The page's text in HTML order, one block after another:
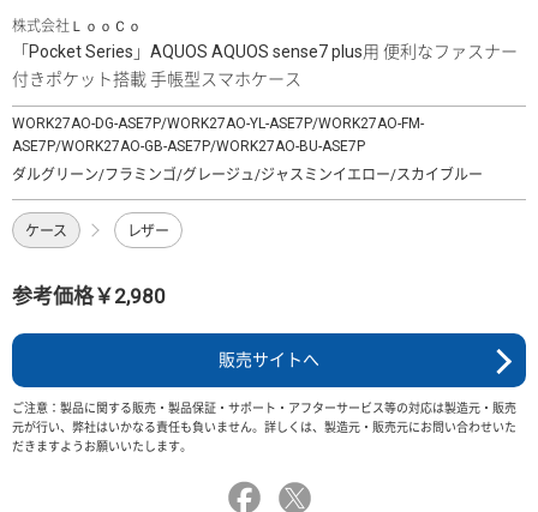
株式会社ＬｏｏＣｏ
「Pocket Series」AQUOS AQUOS sense7 plus用 便利なファスナー
付きポケット搭載 手帳型スマホケース
WORK27AO-DG-ASE7P/WORK27AO-YL-ASE7P/WORK27AO-FM-
ASE7P/WORK27AO-GB-ASE7P/WORK27AO-BU-ASE7P
ダルグリーン/フラミンゴ/グレージュ/ジャスミンイエロー/スカイブルー
ケース レザー
参考価格￥2,980
販売サイトへ
ご注意：製品に関する販売・製品保証・サポート・アフターサービス等の対応は製造元・販売
元が行い、弊社はいかなる責任も負いません。詳しくは、製造元・販売元にお問い合わせいた
だきますようお願いいたします。